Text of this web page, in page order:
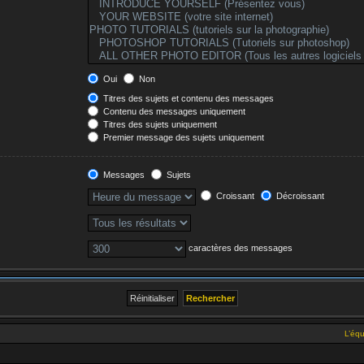
Oui
Non
Titres des sujets et contenu des messages
Contenu des messages uniquement
Titres des sujets uniquement
Premier message des sujets uniquement
Messages Sujets
Croissant Décroissant
caractères des messages